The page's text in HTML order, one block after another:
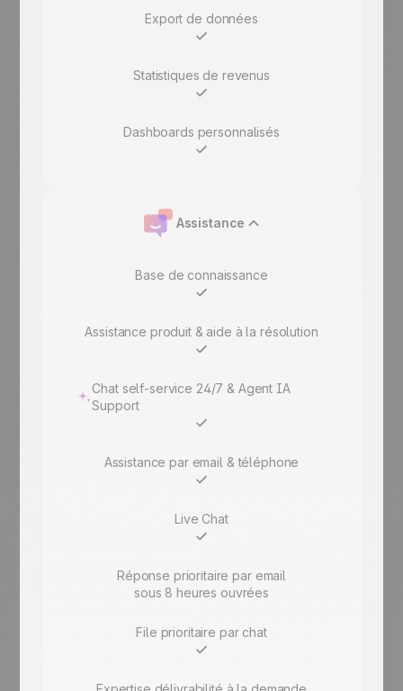
Export de données
Statistiques de revenus
Dashboards personnalisés
Assistance
Base de connaissance
Assistance produit & aide à la résolution
Chat self-service 24/7 & Agent IA
Support
Assistance par email & téléphone
Live Chat
Réponse prioritaire par email
sous 8 heures ouvrées
File prioritaire par chat